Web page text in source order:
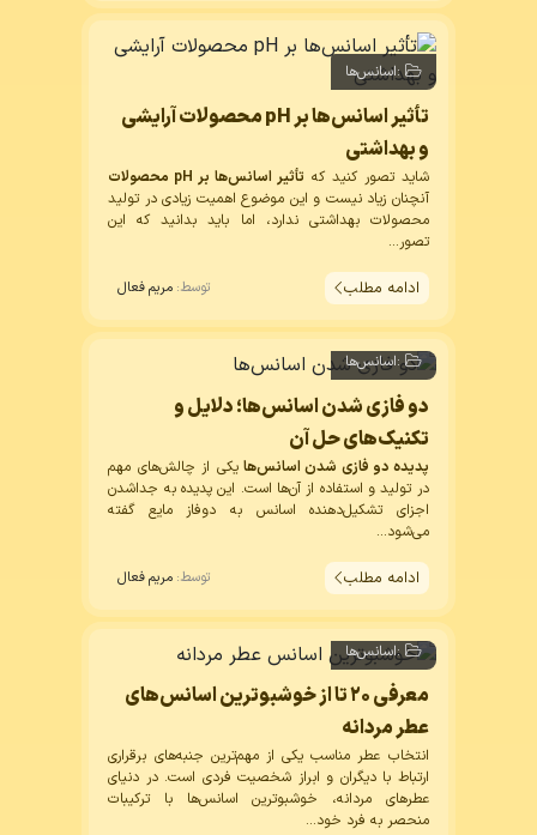
:اسانس‌ها
تأثیر اسانس‌ها بر pH محصولات آرایشی
و بهداشتی
شاید تصور کنید که تأثیر اسانس‌ها بر pH محصولات
آنچنان زیاد نیست و این موضوع اهمیت زیادی در تولید
محصولات بهداشتی ندارد، اما باید بدانید که این
تصور...
ادامه مطلب توسط: مریم فعال
:اسانس‌ها
دو فازی شدن اسانس‌ها؛ دلایل و
تکنیک‌های حل آن
پدیده دو فازی شدن اسانس‌هایکی از چالش‌های مهم
در تولید و استفاده از آن‌ها است. این پدیده به جداشدن
اجزای تشکیل‌دهنده اسانس به دوفاز مایع گفته
می‌شود...
ادامه مطلب توسط: مریم فعال
:اسانس‌ها
معرفی ۲۰ تا از خوشبوترین اسانس‌های
عطر مردانه
انتخاب عطر مناسب یکی از مهم‌ترین جنبه‌های برقراری
ارتباط با دیگران و ابراز شخصیت فردی است. در دنیای
عطرهای مردانه، خوشبوترین اسانس‌ها با ترکیبات
منحصر به فرد خود...